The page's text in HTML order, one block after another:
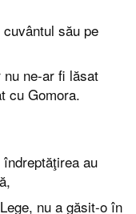
său pe
ne-ar fi lăsat
cu Gomora.
au
nu a găsit-o în